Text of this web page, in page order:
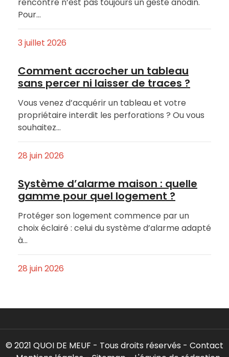
rencontre n’est pas toujours un geste anodin.
Pour…
3 juillet 2026
Comment accrocher un tableau
sans percer ni laisser de traces ?
Vous venez d’acquérir un tableau et votre
propriétaire interdit les perforations ? Ou vous
souhaitez…
28 juin 2026
Système d’alarme maison : quelle
gamme pour quel logement ?
Protéger son logement commence par un
choix éclairé : celui du système d’alarme adapté
à…
28 juin 2026
© 2021 QUOI DE MEUF - Tous droits réservés - Contact